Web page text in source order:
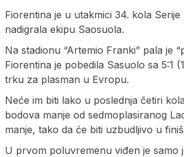
Fiorentina je u utakmici 34. kola
nadigrala ekipu Saosuola.
Na stadionu “Artemio Franki” pala je
Fiorentina je pobedila Sasuolo sa 5:1
trku za plasman u Evropu.
Neće im biti lako u poslednja četiri
bodova manje od sedmoplasiranog
manje, tako da će biti uzbudljivo u
U prvom poluvremenu viđen je samo